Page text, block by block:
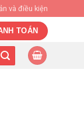
và điều kiện
TOÁN